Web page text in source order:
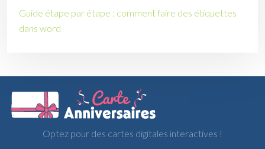
Guide étape par étape : comment faire des étiquettes
dans word
Optez pour des cartes digitales interactives !